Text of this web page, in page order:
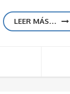
LEER MÁS…